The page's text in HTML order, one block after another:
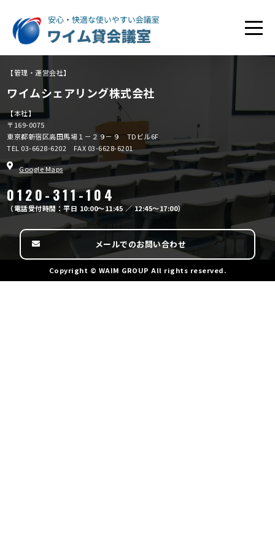
【管理・運営会社】
ワイムシェアリング株式会社
【本社】
〒169-0075
東京都新宿区高田馬場１－２９－９ TDビル6F
TEL 03-6628-6202 FAX 03-6628-6201
Google Maps
0120-311-104
（電話受付時間：平日 10:00～11:45 ／ 12:45～17:00）
メールでのお問い合わせ
Copyright © WAIM GROUP All rights reserved.